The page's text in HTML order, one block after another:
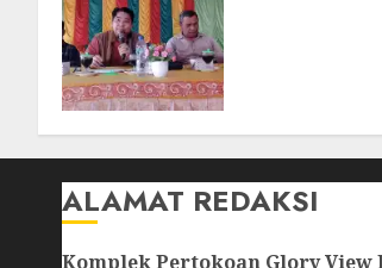
08/08/2026
ALAMAT REDAKSI
Komplek Pertokoan Glory View